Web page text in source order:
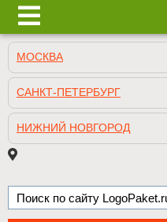
МОСКВА
САНКТ-ПЕТЕРБУРГ
НИЖНИЙ НОВГОРОД